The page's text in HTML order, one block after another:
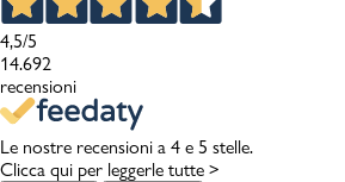
4,5/5
14.692
recensioni
Le nostre recensioni a 4 e 5 stelle.
Clicca qui per leggerle tutte >